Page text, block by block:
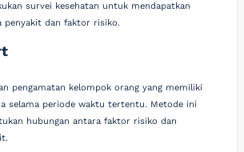
survei kesehatan untuk mendapatkan
penyakit dan faktor risiko.
pengamatan kelompok orang yang memiliki
selama periode waktu tertentu. Metode ini
hubungan antara faktor risiko dan